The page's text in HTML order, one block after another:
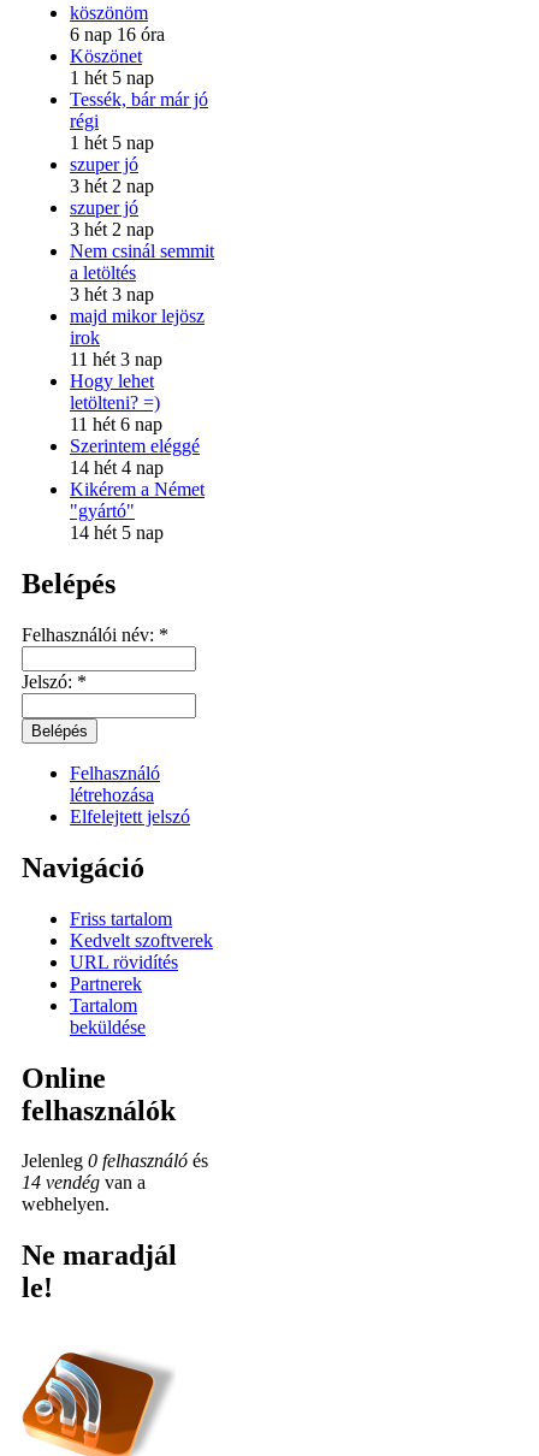
köszönöm
6 nap 16 óra
Köszönet
1 hét 5 nap
Tessék, bár már jó
régi
1 hét 5 nap
szuper jó
3 hét 2 nap
szuper jó
3 hét 2 nap
Nem csinál semmit
a letöltés
3 hét 3 nap
majd mikor lejösz
irok
11 hét 3 nap
Hogy lehet
letölteni? =)
11 hét 6 nap
Szerintem eléggé
14 hét 4 nap
Kikérem a Német
"gyártó"
14 hét 5 nap
Belépés
Felhasználói név: *
Jelszó: *
Felhasználó
létrehozása
Elfelejtett jelszó
Navigáció
Friss tartalom
Kedvelt szoftverek
URL rövidítés
Partnerek
Tartalom
beküldése
Online
felhasználók
Jelenleg 0 felhasználó és
14 vendég van a
webhelyen.
Ne maradjál
le!